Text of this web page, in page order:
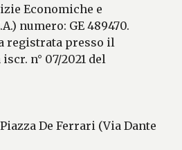
Economiche e
numero: GE 489470.
registrata presso il
n° 07/2021 del
De Ferrari (Via Dante